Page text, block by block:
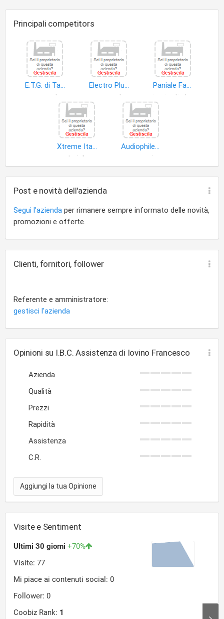
Principali competitors
E.T.G. di Tarello Giovanni & C. S.a.s
Electro Plus di Formentin Fabrizio & C. S.n.c
Paniale Fabrizio
Xtreme Italia di Pacillo Franca
Audiophile Italia S.r.l
Post e novità dell'azienda
Segui l'azienda per rimanere sempre informato delle novità,
promozioni e offerte.
Clienti, fornitori, follower
Referente e amministratore:
gestisci l'azienda
Opinioni su I.B.C. Assistenza di Iovino Francesco
Azienda
Qualità
Prezzi
Rapidità
Assistenza
C.R.
Aggiungi la tua Opinione
Visite e Sentiment